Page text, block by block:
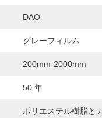
DAO
グレーフィルム
200mm-2000mm
50 年
ポリエステル樹脂と